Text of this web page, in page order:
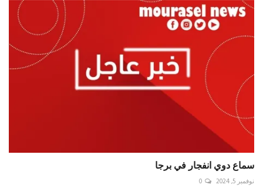
سماع دوي انفجار في برجا
نوفمبر 5, 2024 0